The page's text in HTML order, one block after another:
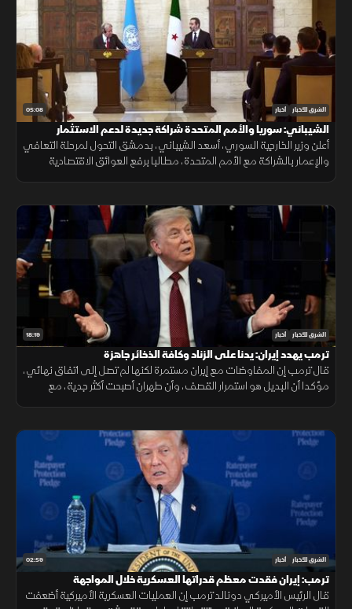
05:08 الشرق للأخبار أخبار
الشيباني: سوريا والأمم المتحدة شراكة جديدة لدعم الاستثمار
والتعافي
أعلن وزير الخارجية السوري، أسعد الشيباني، بدمشق التحول لمرحلة التعافي
والإعمار بالشراكة مع الأمم المتحدة، مطالبا برفع العوائق الاقتصادية
18:19 الشرق للأخبار أخبار
ترمب يهدد إيران: يدنا على الزناد وكافة الذخائر جاهزة
قال ترمب إن المفاوضات مع إيران مستمرة لكنها لم تصل إلى اتفاق نهائي،
مؤكدا أن البديل هو استمرار القصف، وأن طهران أصبحت أكثر جدية، مع
02:59 الشرق للأخبار أخبار
ترمب: إيران فقدت معظم قدراتها العسكرية خلال المواجهة
قال الرئيس الأميركي دونالد ترمب إن العمليات العسكرية الأميركية أضعفت